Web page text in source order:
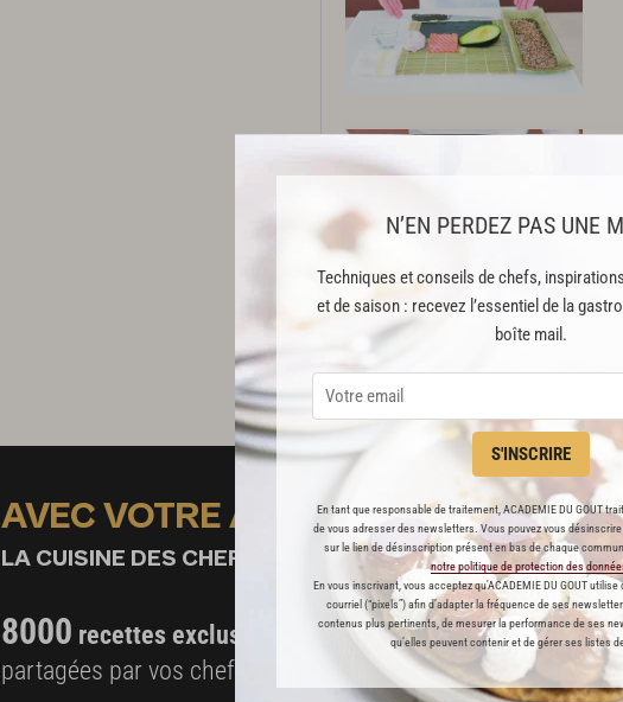
N’EN PERDEZ PAS UNE
Techniques et conseils de chefs,
et de saison : recevez l’essentiel de la
boîte mail.
S'INSCRIRE
En tant que responsable de traitement, ACADEMIE DU GOUT
de vous adresser des newsletters. Vous pouvez vous
sur le lien de désinscription présent en bas de chaque
notre politique de protection des
En vous inscrivant, vous acceptez qu'ACADEMIE DU GOUT utilise
courriel (“pixels”) afin d’adapter la fréquence de ses
contenus plus pertinents, de mesurer la performance de ses
qu’elles peuvent contenir et de gérer ses listes
Cette recette est issue du livre "190 cours
Cette recette est réservée aux
AVEC VOTRE ABONNEMENT
LA CUISINE DES CHEFS, ENFIN ACCESSIBLE !
8000 recettes exclusives
partagées par vos chefs préférés